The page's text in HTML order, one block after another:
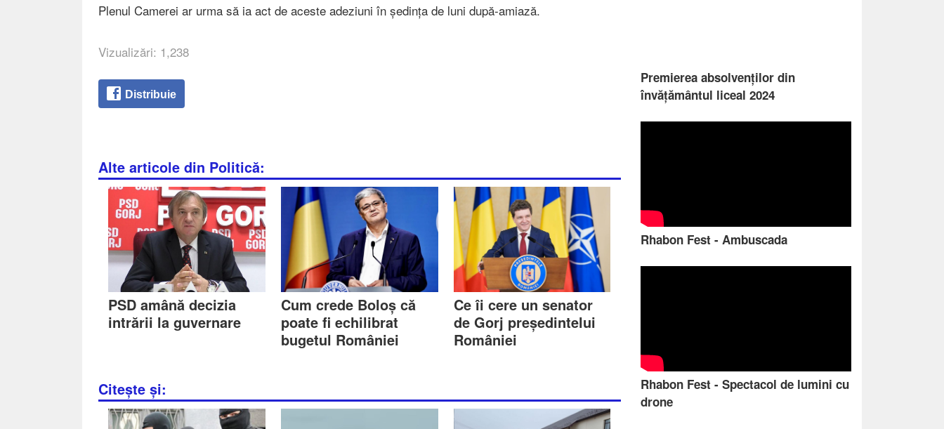
Premierea absolvenților din
învățământul liceal 2024
Rhabon Fest - Ambuscada
Rhabon Fest - Spectacol de lumini cu
drone
Plenul Camerei ar urma să ia act de aceste adeziuni în ședința de luni după-amiază.
Vizualizări: 1,238
Distribuie
Alte articole din Politică:
PSD amână decizia
intrării la guvernare
Cum crede Boloș că
poate fi echilibrat
bugetul României
Ce îi cere un senator
de Gorj președintelui
României
Citește și: